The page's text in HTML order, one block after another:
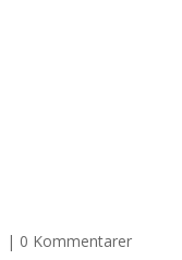
| 0 Kommentarer